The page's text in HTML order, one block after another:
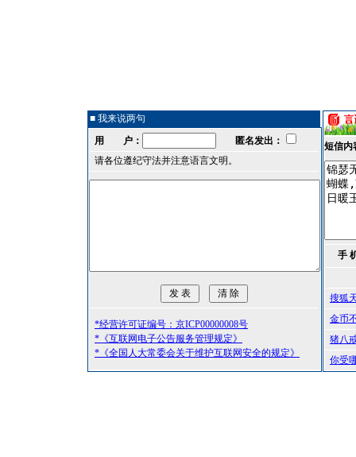
■ 我来说两句
用 户：
匿名发出：
请各位遵纪守法并注意语言文明。
*经营许可证编号：京ICP00000008号
*《互联网电子公告服务管理规定》
*《全国人大常委会关于维护互联网安全的规定》
短信内
手
搜狐
金币
猪八
你受